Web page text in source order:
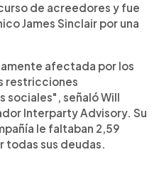
de acreedores y fue
James Sinclair por una
afectada por los
restricciones
sociales", señaló Will
Interparty Advisory. Su
le faltaban 2,59
todas sus deudas.